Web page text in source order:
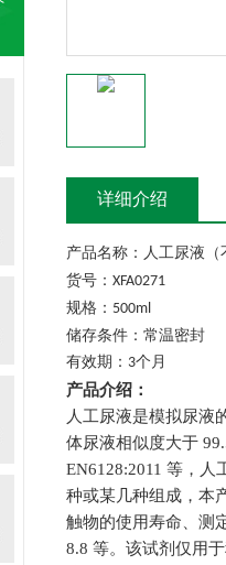
详细介绍
产品名称：人工尿液（
货号： XFA0271
规格： 500ml
储存条件：常温密封
有效期： 3个月
产品介绍：
人工尿液是模拟尿液
体尿液相似度大于
EN6128:2011 等，人
种或某几种组成，本
触物的使用寿命、测
8.8 等。该试剂仅用